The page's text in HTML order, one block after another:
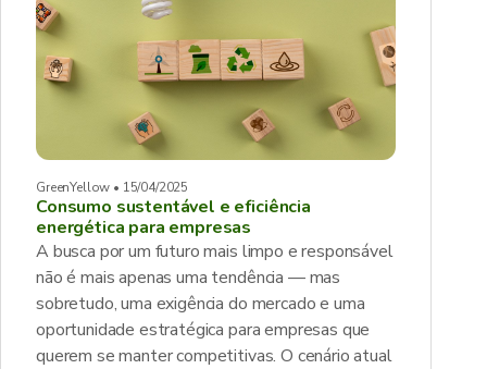
GreenYellow • 15/04/2025
Consumo sustentável e eficiência
energética para empresas
A busca por um futuro mais limpo e responsável
não é mais apenas uma tendência — mas
sobretudo, uma exigência do mercado e uma
oportunidade estratégica para empresas que
querem se manter competitivas. O cenário atual